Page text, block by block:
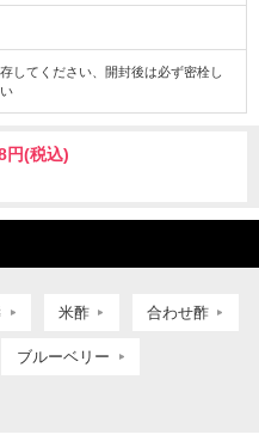
してください、開封後は必ず密栓し
円(税込)
米酢 合わせ酢
ブルーベリー